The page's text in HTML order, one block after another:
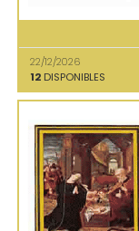
22/12/2026
12 DISPONIBLES